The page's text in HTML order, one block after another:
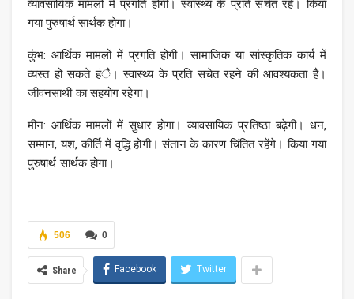
व्यावसायिक मामलों में प्रगति होगी। स्वास्थ्य के प्रति सचेत रहें। किया
गया पुरुषार्थ सार्थक होगा।
कुंभ: आर्थिक मामलों में प्रगति होगी। सामाजिक या सांस्कृतिक कार्य में
व्यस्त हो सकते हंै। स्वास्थ्य के प्रति सचेत रहने की आवश्यकता है।
जीवनसाथी का सहयोग रहेगा।
मीन: आर्थिक मामलों में सुधार होगा। व्यावसायिक प्रतिष्ठा बढ़ेगी। धन,
सम्मान, यश, कीर्ति में वृद्धि होगी। संतान के कारण चिंतित रहेंगे। किया गया
पुरुषार्थ सार्थक होगा।
0
506
Share Facebook Twitter